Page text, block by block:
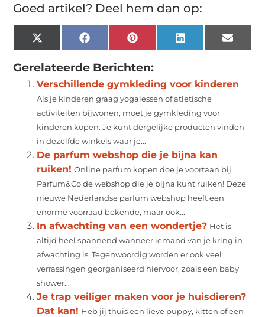
Goed artikel? Deel hem dan op:
X
(Twitter)
Facebook Pinterest LinkedIn Email
Gerelateerde Berichten:
Verschillende gymkleding voor kinderen
Als je kinderen graag yogalessen of atletische
activiteiten bijwonen, moet je gymkleding voor
kinderen kopen. Je kunt dergelijke producten vinden
in dezelfde winkels waar je...
De parfum webshop die je bijna kan
ruiken! Online parfum kopen doe je voortaan bij
Parfum&Co de webshop die je bijna kunt ruiken! Deze
nieuwe Nederlandse parfum webshop heeft een
enorme voorraad bekende, maar ook...
In afwachting van een wondertje? Het is
altijd heel spannend wanneer iemand van je kring in
afwachting is. Tegenwoordig worden er ook veel
verrassingen georganiseerd hiervoor, zoals een baby
shower...
Je trap veiliger maken voor je huisdieren?
Dat kan! Heb jij thuis een lieve puppy, kitten of een